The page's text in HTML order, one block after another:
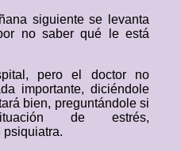
siguiente se levanta
no saber qué le está
pero el doctor no
importante, diciéndole
bien, preguntándole si
de estrés,
psiquiatra.